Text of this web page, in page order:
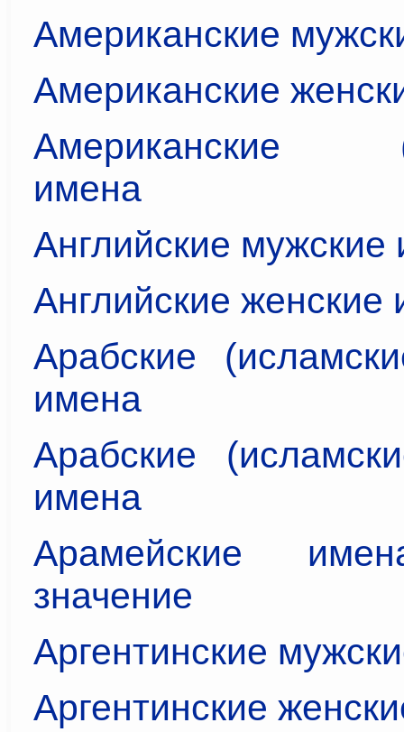
Американские
Американские
Американские
имена
Английские мужские
Английские женские
Арабские
имена
Арабские
имена
Арамейские
значение
Аргентинские
Аргентинские